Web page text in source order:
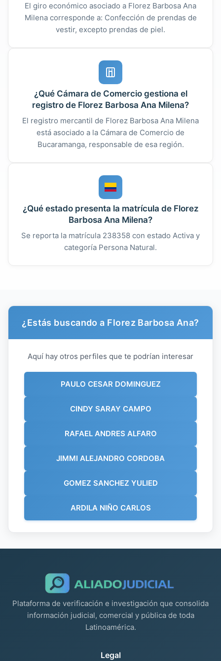
El giro económico asociado a Florez Barbosa Ana
Milena corresponde a: Confección de prendas de
vestir, excepto prendas de piel.
¿Qué Cámara de Comercio gestiona el
registro de Florez Barbosa Ana Milena?
El registro mercantil de Florez Barbosa Ana Milena
está asociado a la Cámara de Comercio de
Bucaramanga, responsable de esa región.
¿Qué estado presenta la matrícula de Florez
Barbosa Ana Milena?
Se reporta la matrícula 238358 con estado Activa y
categoría Persona Natural.
¿Estás buscando a Florez Barbosa Ana?
Aquí hay otros perfiles que te podrían interesar
PAULO CESAR DOMINGUEZ
CINDY SARAY CAMPO
RAFAEL ANDRES ALFARO
JIMMI ALEJANDRO CORDOBA
GOMEZ SANCHEZ YULIED
ARDILA NIÑO CARLOS
Plataforma de verificación e investigación que consolida
información judicial, comercial y pública de toda
Latinoamérica.
Legal